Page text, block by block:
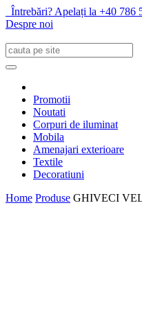
Întrebări? Apelați la +40 786
Despre noi
Promotii
Noutati
Corpuri de iluminat
Mobila
Amenajari exterioare
Textile
Decoratiuni
Home Produse GHIVECI